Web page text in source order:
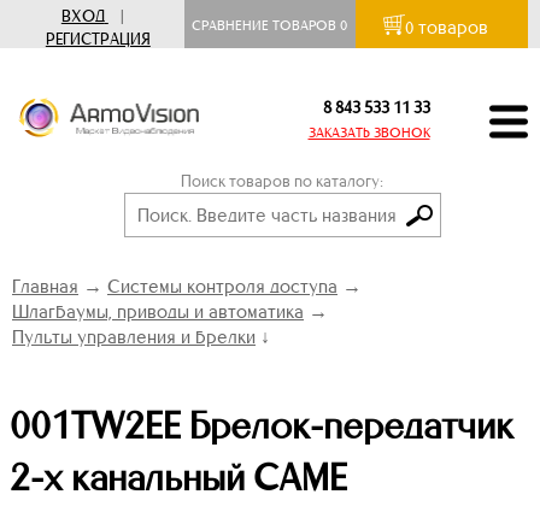
ВХОД
|
РЕГИСТРАЦИЯ
СРАВНЕНИЕ ТОВАРОВ0 0 товаров
8 843 533 11 33
ЗАКАЗАТЬ ЗВОНОК
Поиск товаров по каталогу:
Главная → Системы контроля доступа →
Шлагбаумы, приводы и автоматика →
Пульты управления и брелки ↓
001TW2EE Брелок-передатчик
2-х канальный CAME